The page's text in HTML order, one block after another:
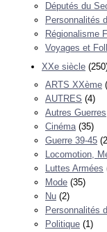
Députés du
Personnalités
Régionalisme
Voyages et
XXe siècle
ARTS XXème
AUTRES (4)
Autres Guerres
Cinéma (35)
Guerre 39-45
Locomotion,
Luttes Armées
Mode (35)
Nu (2)
Personnalités
Politique (1)